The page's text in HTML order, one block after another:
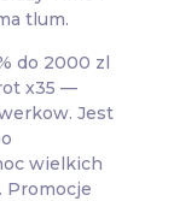
tlum.
do 2000 zl
x35 —
Jest
wielkich
Promocje